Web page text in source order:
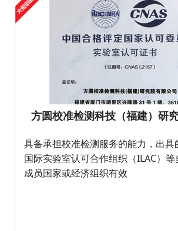
方圆校准检测科技（福建）研
具备承担校准检测服务的能力，出具
国际实验室认可合作组织（ILAC）
成员国家或经济组织有效